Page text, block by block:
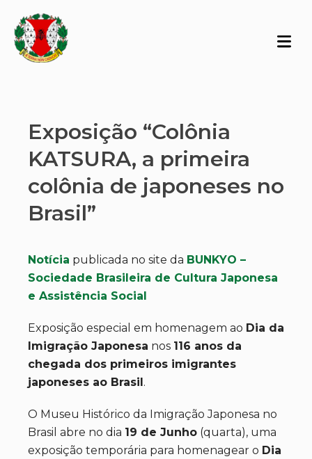
Exposição “Colônia
KATSURA, a primeira
colônia de japoneses no
Brasil”
Notícia publicada no site da BUNKYO –
Sociedade Brasileira de Cultura Japonesa
e Assistência Social
Exposição especial em homenagem ao Dia da
Imigração Japonesa nos 116 anos da
chegada dos primeiros imigrantes
japoneses ao Brasil.
O Museu Histórico da Imigração Japonesa no
Brasil abre no dia 19 de Junho (quarta), uma
exposição temporária para homenagear o Dia